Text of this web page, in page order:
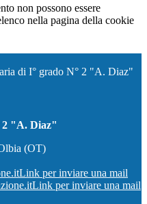
non possono essere
nella pagina della cookie
di I° grado N° 2 "A. Diaz"
2 "A. Diaz"
(OT)
Link per inviare una mail
Link per inviare una mail